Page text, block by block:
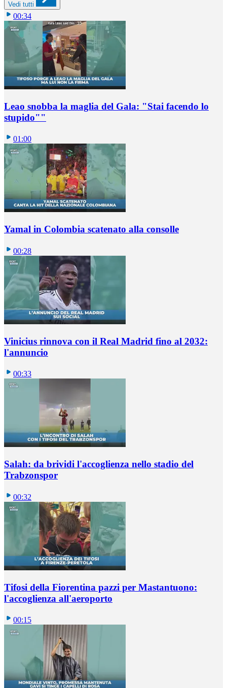
Vedi tutti
00:34
Leao snobba la maglia del Gala: "Stai facendo lo
stupido""
01:00
Yamal in Colombia scatenato alla consolle
00:28
Vinicius rinnova con il Real Madrid fino al 2032:
l'annuncio
00:33
Salah: da brividi l'accoglienza nello stadio del
Trabzonspor
00:32
Tifosi della Fiorentina pazzi per Mastantuono:
l'accoglienza all'aeroporto
00:15